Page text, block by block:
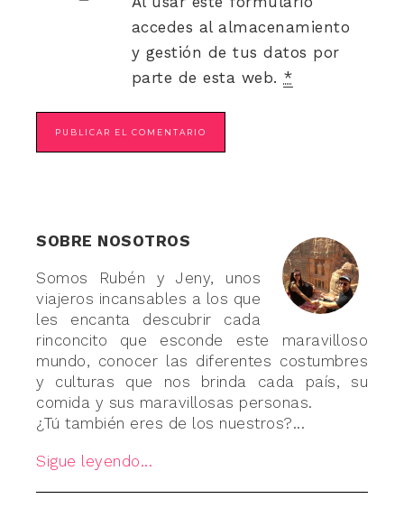
accedes al almacenamiento
y gestión de tus datos por
parte de esta web. *
SOBRE NOSOTROS
Somos Rubén y Jeny, unos
viajeros incansables a los que
les encanta descubrir cada
rinconcito que esconde este maravilloso
mundo, conocer las diferentes costumbres
y culturas que nos brinda cada país, su
comida y sus maravillosas personas.
¿Tú también eres de los nuestros?...
Sigue leyendo...